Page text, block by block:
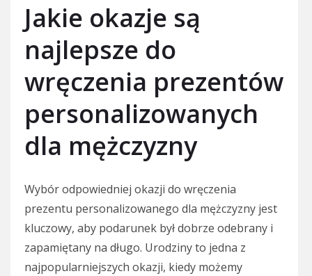
Jakie okazje są
najlepsze do
wręczenia prezentów
personalizowanych
dla mężczyzny
Wybór odpowiedniej okazji do wręczenia
prezentu personalizowanego dla mężczyzny jest
kluczowy, aby podarunek był dobrze odebrany i
zapamiętany na długo. Urodziny to jedna z
najpopularniejszych okazji, kiedy możemy